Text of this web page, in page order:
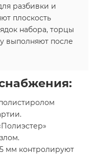
разбивки и
плоскость
набора, торцы
выполняют после
мм контролируют